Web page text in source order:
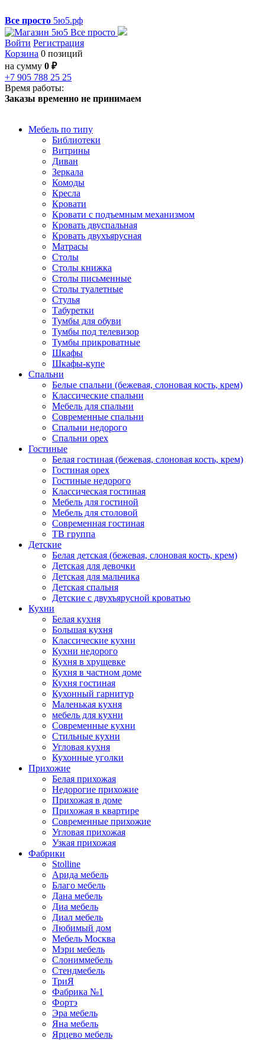
Все просто 5ю5.рф
Войти Регистрация
Корзина 0 позиций
на сумму 0 ₽
+7 905 788 25 25
Время работы:
Заказы временно не принимаем
Мебель по типу
Библиотеки
Витрины
Диван
Зеркала
Комоды
Кресла
Кровати
Кровати с подъемным механизмом
Кровать двуспальная
Кровать двухъярусная
Матрасы
Столы
Столы книжка
Столы письменные
Столы туалетные
Стулья
Табуретки
Тумбы для обуви
Тумбы под телевизор
Тумбы прикроватные
Шкафы
Шкафы-купе
Спальни
Белые спальни (бежевая, слоновая кость, крем)
Классические спальни
Мебель для спальни
Современные спальни
Спальни недорого
Спальни орех
Гостиные
Белая гостиная (бежевая, слоновая кость, крем)
Гостиная орех
Гостиные недорого
Классическая гостиная
Мебель для гостиной
Мебель для столовой
Современная гостиная
ТВ группа
Детские
Белая детская (бежевая, слоновая кость, крем)
Детская для девочки
Детская для мальчика
Детская спальня
Детские с двухъярусной кроватью
Кухни
Белая кухня
Большая кухня
Классические кухни
Кухни недорого
Кухня в хрущевке
Кухня в частном доме
Кухня гостиная
Кухонный гарнитур
Маленькая кухня
мебель для кухни
Современные кухни
Стильные кухни
Угловая кухня
Кухонные уголки
Прихожие
Белая прихожая
Недорогие прихожие
Прихожая в доме
Прихожая в квартире
Современные прихожие
Угловая прихожая
Узкая прихожая
Фабрики
Stolline
Арида мебель
Благо мебель
Дана мебель
Диа мебель
Диал мебель
Любимый дом
Мебель Москва
Мэри мебель
Слониммебель
Стендмебель
ТриЯ
Фабрика №1
Фортэ
Эра мебель
Яна мебель
Ярцево мебель